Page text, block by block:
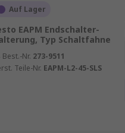
Auf Lager
EAPM Endschalter-
Typ Schaltfahne
Best.-Nr. 273-9511
Teile-Nr. EAPM-L2-45-SLS